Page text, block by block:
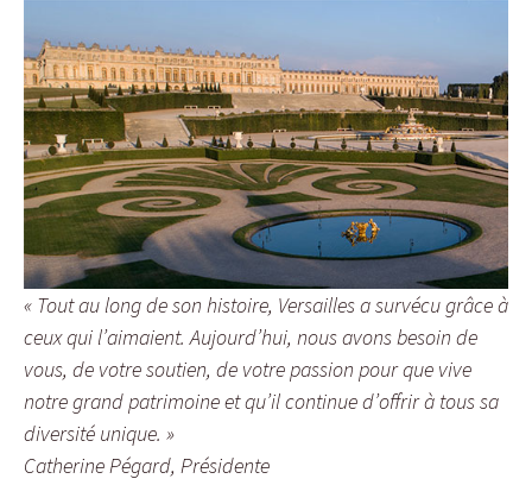
« Tout au long de son histoire, Versailles a survécu grâce à
ceux qui l’aimaient. Aujourd’hui, nous avons besoin de
vous, de votre soutien, de votre passion pour que vive
notre grand patrimoine et qu’il continue d’offrir à tous sa
diversité unique. »
Catherine Pégard, Présidente